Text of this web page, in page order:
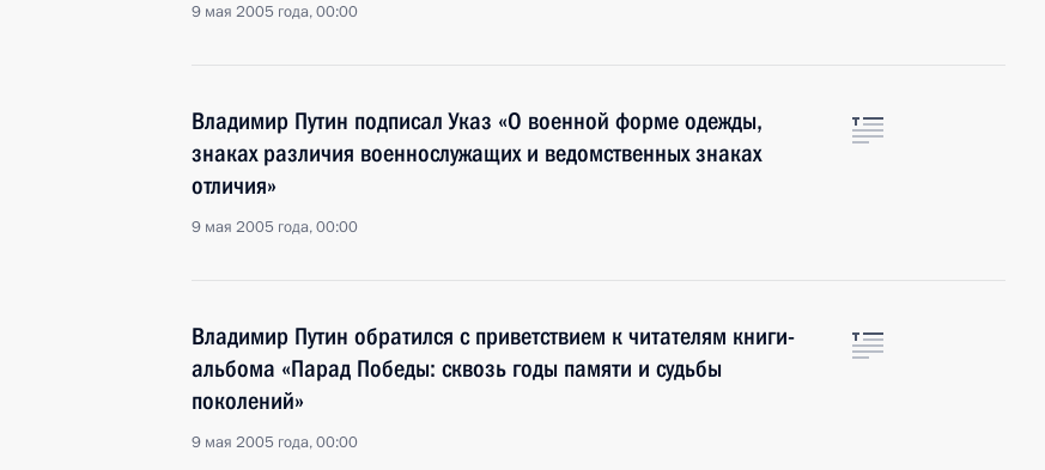
9 мая 2005 года, 00:00
Владимир Путин подписал Указ «О военной форме одежды,
знаках различия военнослужащих и ведомственных знаках
отличия»
9 мая 2005 года, 00:00
Владимир Путин обратился с приветствием к читателям книги-
альбома «Парад Победы: сквозь годы памяти и судьбы
поколений»
9 мая 2005 года, 00:00